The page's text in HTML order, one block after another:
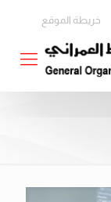
خريطة الموقع